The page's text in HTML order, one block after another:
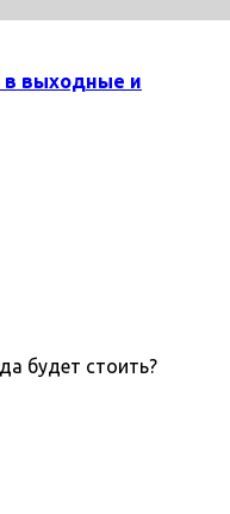
в выходные и
будет стоить?